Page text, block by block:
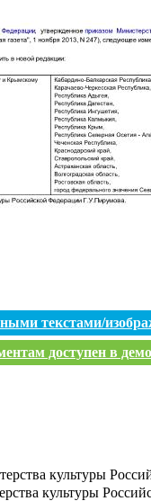
текстами/
доступен в
культуры
культуры